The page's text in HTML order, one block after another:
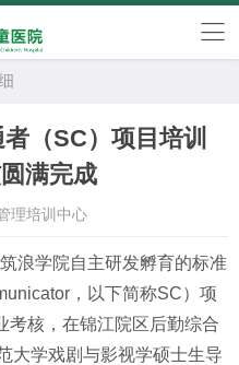
（SC）项目培训
满完成
理培训中心
浪学院自主研发孵育的标准
，以下简称SC）项
考核，在锦江院区后勤综合
大学戏剧与影视学硕士生导